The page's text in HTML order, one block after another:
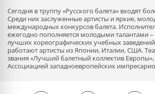
Сегодня в труппу «Русского балета» входят
Среди них заслуженные артисты и яркие,
международных конкурсов балета.
ежегодно пополняется молодыми талантами
лучших хореографических учебных
работают артисты из Японии, Италии, США.
звания «Лучший балетный коллектив
Ассоциацией западноевропейских